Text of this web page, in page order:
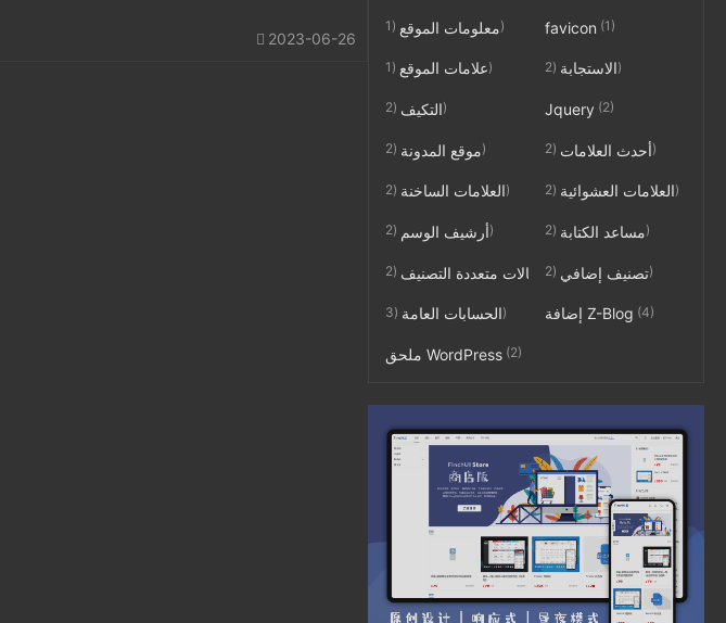
2023-06-26
معلومات الموقع(1) favicon (1)
علامات الموقع(1) الاستجابة(2)
التكيف(2) Jquery (2)
موقع المدونة(2) أحدث العلامات(2)
العلامات الساخنة(2) العلامات العشوائية(2)
أرشيف الوسم(2) مساعد الكتابة(2)
مقالات متعددة التصنيف (2) تصنيف إضافي(2)
الحسابات العامة(3) إضافة Z-Blog (4)
ملحق WordPress (2)